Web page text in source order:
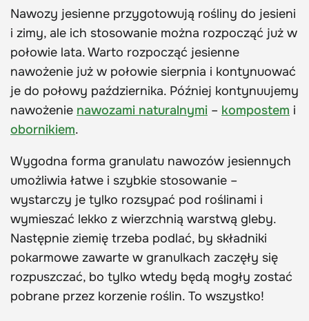
Nawozy jesienne przygotowują rośliny do jesieni
i zimy, ale ich stosowanie można rozpocząć już w
połowie lata. Warto rozpocząć jesienne
nawożenie już w połowie sierpnia i kontynuować
je do połowy października. Później kontynuujemy
nawożenie nawozami naturalnymi – kompostem i
obornikiem.
Wygodna forma granulatu nawozów jesiennych
umożliwia łatwe i szybkie stosowanie –
wystarczy je tylko rozsypać pod roślinami i
wymieszać lekko z wierzchnią warstwą gleby.
Następnie ziemię trzeba podlać, by składniki
pokarmowe zawarte w granulkach zaczęły się
rozpuszczać, bo tylko wtedy będą mogły zostać
pobrane przez korzenie roślin. To wszystko!